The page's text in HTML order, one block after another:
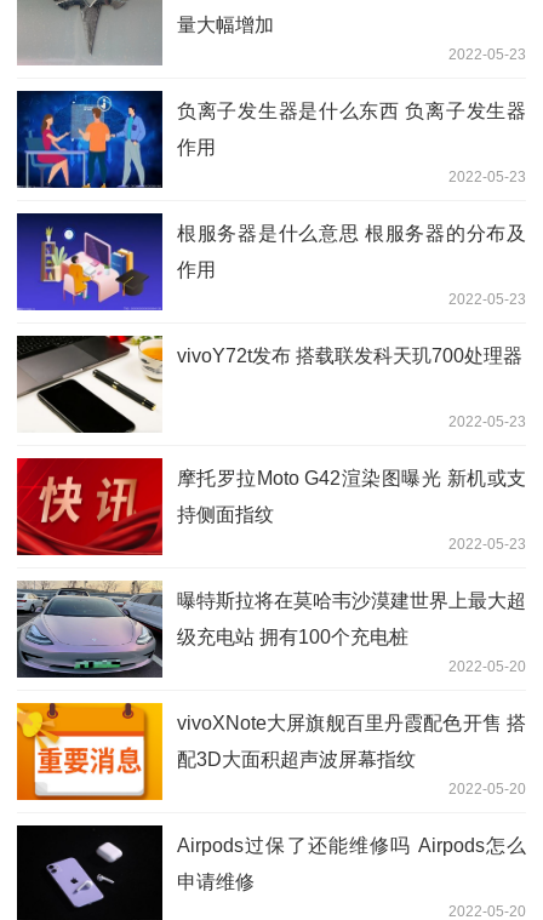
量大幅增加
2022-05-23
负离子发生器是什么东西 负离子发生器
作用
2022-05-23
根服务器是什么意思 根服务器的分布及
作用
2022-05-23
vivoY72t发布 搭载联发科天玑700处理器
2022-05-23
摩托罗拉Moto G42渲染图曝光 新机或支
持侧面指纹
2022-05-23
曝特斯拉将在莫哈韦沙漠建世界上最大超
级充电站 拥有100个充电桩
2022-05-20
vivoXNote大屏旗舰百里丹霞配色开售 搭
配3D大面积超声波屏幕指纹
2022-05-20
Airpods过保了还能维修吗 Airpods怎么
申请维修
2022-05-20